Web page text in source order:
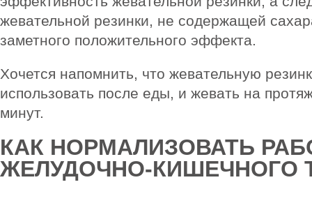
жевательной резинки, не содержащей
заметного положительного эффекта.
Хочется напомнить, что жевательную
использовать после еды, и жевать на
минут.
КАК НОРМАЛИЗОВАТЬ
ЖЕЛУДОЧНО-КИШЕЧНОГО